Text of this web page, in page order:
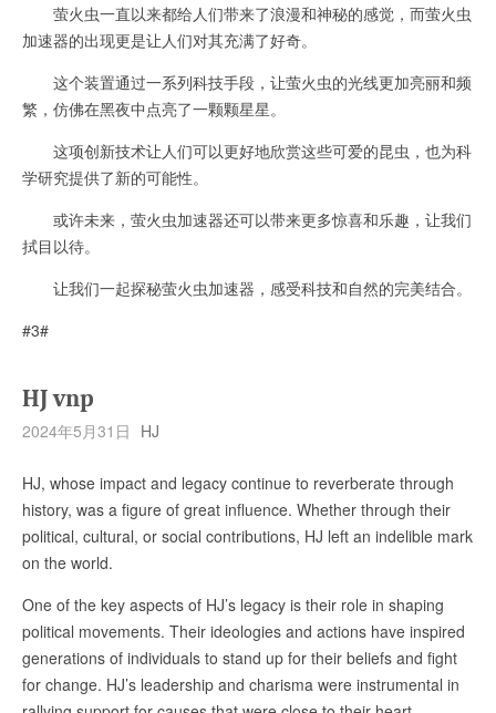
萤火虫一直以来都给人们带来了浪漫和神秘的感觉，而萤火虫
加速器的出现更是让人们对其充满了好奇。
这个装置通过一系列科技手段，让萤火虫的光线更加亮丽和频
繁，仿佛在黑夜中点亮了一颗颗星星。
这项创新技术让人们可以更好地欣赏这些可爱的昆虫，也为科
学研究提供了新的可能性。
或许未来，萤火虫加速器还可以带来更多惊喜和乐趣，让我们
拭目以待。
让我们一起探秘萤火虫加速器，感受科技和自然的完美结合。
#3#
HJ vnp
2024年5月31日 HJ
HJ, whose impact and legacy continue to reverberate through
history, was a figure of great influence. Whether through their
political, cultural, or social contributions, HJ left an indelible mark
on the world.
One of the key aspects of HJ’s legacy is their role in shaping
political movements. Their ideologies and actions have inspired
generations of individuals to stand up for their beliefs and fight
for change. HJ’s leadership and charisma were instrumental in